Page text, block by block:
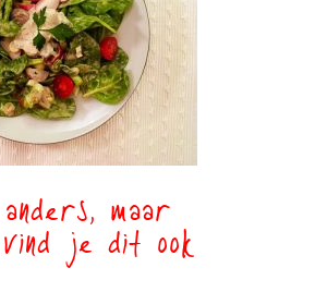
maar
vind je dit ook